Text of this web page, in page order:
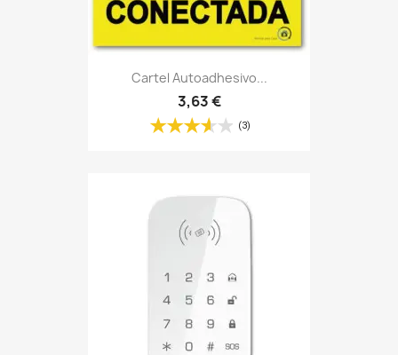
Cartel Autoadhesivo...
3,63 €
(3)